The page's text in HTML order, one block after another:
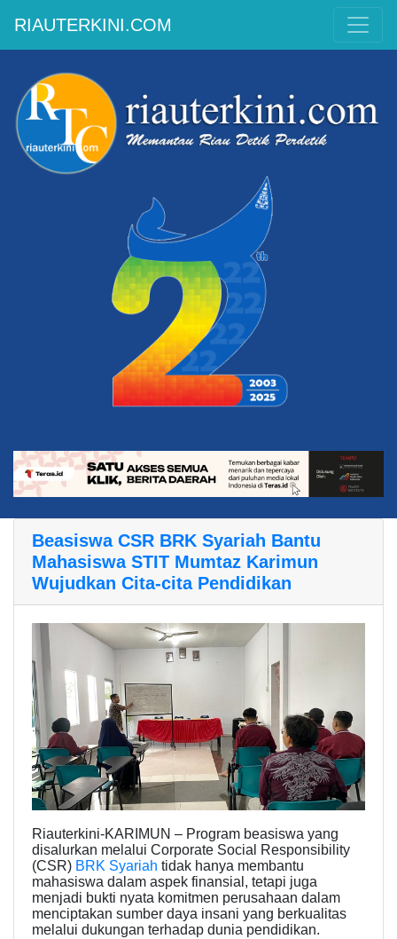
RIAUTERKINI.COM
Beasiswa CSR BRK Syariah Bantu
Mahasiswa STIT Mumtaz Karimun
Wujudkan Cita-cita Pendidikan
Riauterkini-KARIMUN – Program beasiswa yang
disalurkan melalui Corporate Social Responsibility
(CSR) BRK Syariah tidak hanya membantu
mahasiswa dalam aspek finansial, tetapi juga
menjadi bukti nyata komitmen perusahaan dalam
menciptakan sumber daya insani yang berkualitas
melalui dukungan terhadap dunia pendidikan.